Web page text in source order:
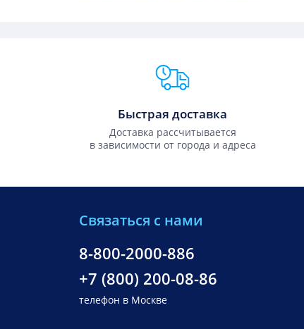
Преимущества Fixmobile
Быстрая доставка
Доставка рассчитывается
в зависимости от города и адреса
Связаться с нами
8-800-2000-886
+7 (800) 200-08-86
телефон в Москве